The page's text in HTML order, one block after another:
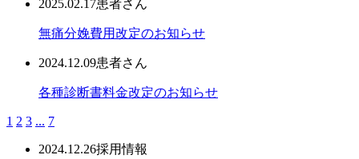
2025.02.17患者さん
無痛分娩費用改定のお知らせ
2024.12.09患者さん
各種診断書料金改定のお知らせ
1 2 3 ... 7
2024.12.26採用情報